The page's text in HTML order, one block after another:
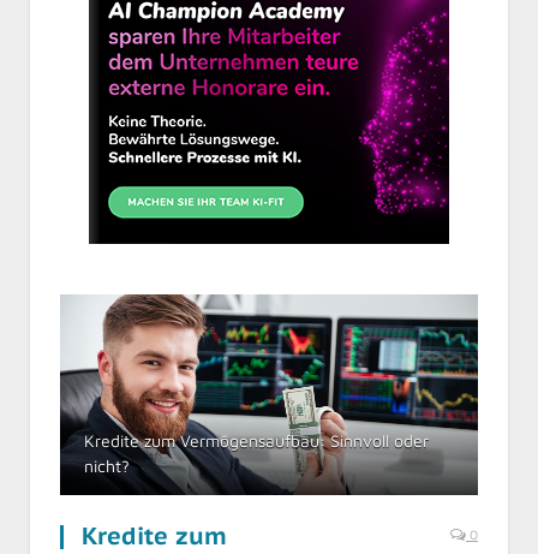
Kredite zum Vermögensaufbau: Sinnvoll oder
nicht?
Kredite zum
0